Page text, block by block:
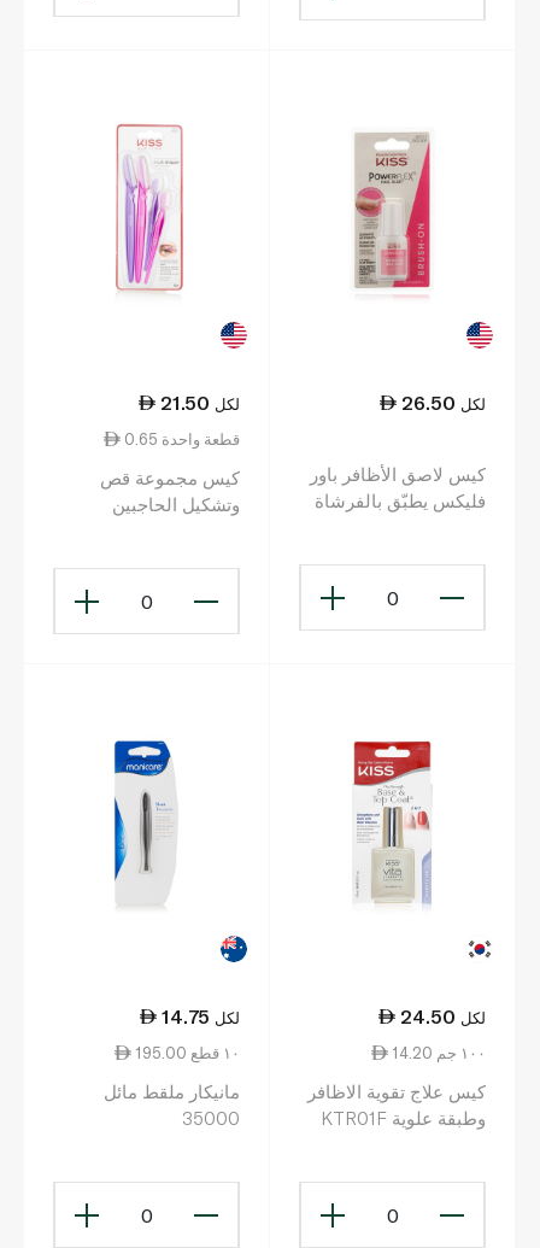
26.50 لكل
كيس لاصق الأظافر باور
فليكس يطبّق بالفرشاة
0
21.50 لكل
0.65 قطعة واحدة
كيس مجموعة قص
وتشكيل الحاجبين
0
24.50 لكل
14.20 ١٠٠ جم
كيس علاج تقوية الاظافر
وطبقة علوية KTR01F
0
14.75 لكل
195.00 ١٠ قطع
مانيكار ملقط مائل
35000
0